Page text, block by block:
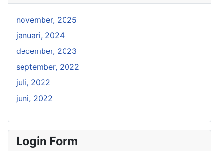
november, 2025
januari, 2024
december, 2023
september, 2022
juli, 2022
juni, 2022
Login Form